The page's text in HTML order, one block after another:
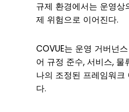
규제 환경에서는 운영상
제 위험으로 이어진다.
COVUE는 운영 거버넌
어 규정 준수, 서비스, 물
나의 조정된 프레임워크
다.